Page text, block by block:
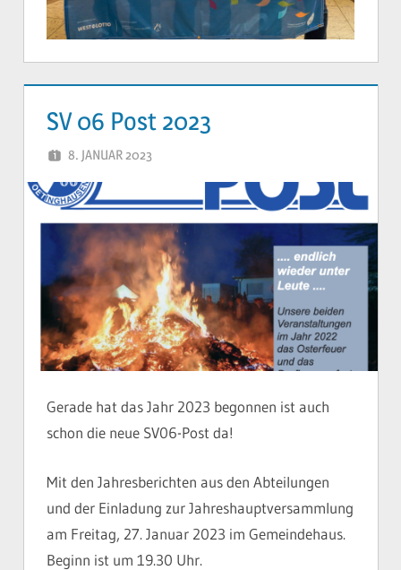
SV 06 Post 2023
8. JANUAR 2023
Gerade hat das Jahr 2023 begonnen ist auch
schon die neue SV06-Post da!
Mit den Jahresberichten aus den Abteilungen
und der Einladung zur Jahreshauptversammlung
am Freitag, 27. Januar 2023 im Gemeindehaus.
Beginn ist um 19.30 Uhr.